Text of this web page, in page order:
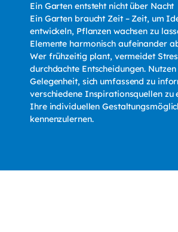
Ein Garten entsteht nicht über Nacht
Ein Garten braucht Zeit – Zeit, um
entwickeln, Pflanzen wachsen zu
Elemente harmonisch aufeinander
Wer frühzeitig plant, vermeidet
durchdachte Entscheidungen.
Gelegenheit, sich umfassend zu
verschiedene Inspirationsquellen zu
Ihre individuellen
kennenzulernen.